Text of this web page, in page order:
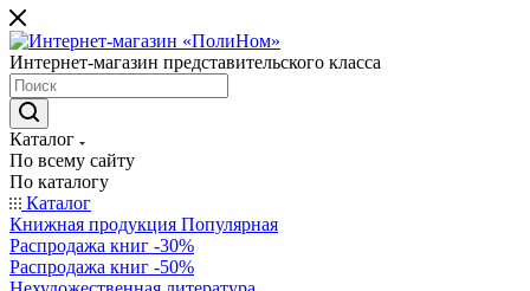
Интернет-магазин представительского класса
Каталог
По всему сайту
По каталогу
Каталог
Книжная продукция Популярная
Распродажа книг -30%
Распродажа книг -50%